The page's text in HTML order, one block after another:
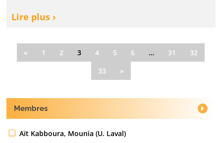
Lire plus ›
« 1 2 3 4 5 6 … 31
32
33
»
Membres
Aït Kabboura, Mounia (U. Laval)